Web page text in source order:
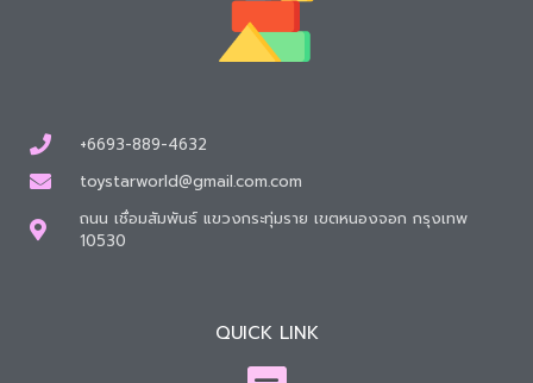
+6693-889-4632
toystarworld@gmail.com.com
ถนน เชื่อมสัมพันธ์ แขวงกระทุ่มราย เขตหนองจอก กรุงเทพ
10530
QUICK LINK